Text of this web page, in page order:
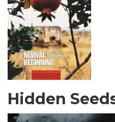
Hidden